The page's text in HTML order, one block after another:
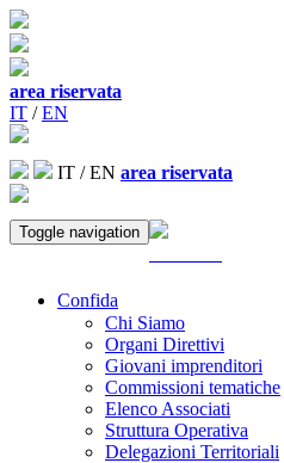
area riservata
IT /EN
IT /EN area riservata
Toggle navigation
Confida
Chi Siamo
Organi Direttivi
Giovani imprenditori
Commissioni tematiche
Elenco Associati
Struttura Operativa
Delegazioni Territoriali